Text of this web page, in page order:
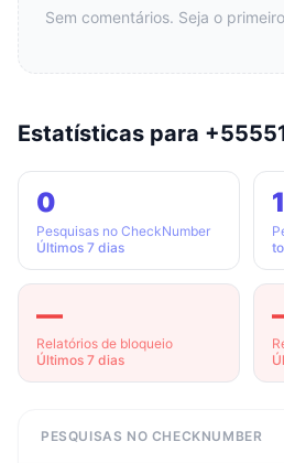
Sem comentários. Seja o
Estatísticas para
0
Pesquisas no CheckNumber
Últimos 7 dias
1
—
Relatórios de bloqueio
Últimos 7 dias
PESQUISAS NO CHECKNUMBER